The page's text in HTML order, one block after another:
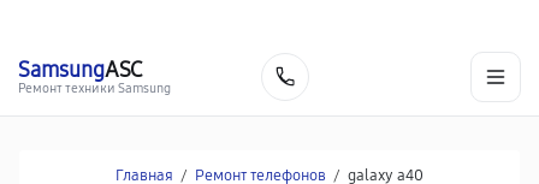
SamsungASC
Ремонт техники Samsung
Главная / Ремонт телефонов / galaxy a40